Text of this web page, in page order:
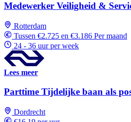
Medewerker Veiligheid &
Rotterdam
Tussen €2.725 en €3.186 Per maand
24 - 36 uur per week
Lees meer
Parttime Tijdelijke baan als
Dordrecht